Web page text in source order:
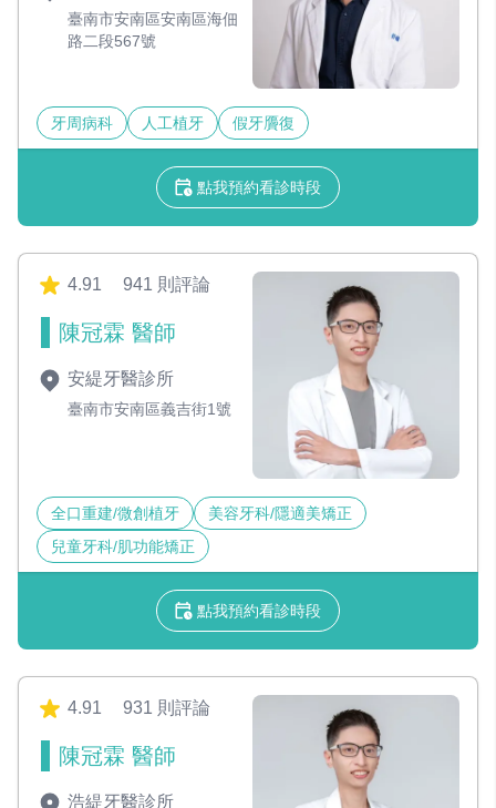
臺南市安南區安南區海佃
路二段567號
牙周病科 人工植牙 假牙贗復
點我預約看診時段
4.91 941 則評論
陳冠霖 醫師
安緹牙醫診所
臺南市安南區義吉街1號
全口重建/微創植牙
美容牙科/隱適美矯正
兒童牙科/肌功能矯正
點我預約看診時段
4.91 931 則評論
陳冠霖 醫師
浩緹牙醫診所